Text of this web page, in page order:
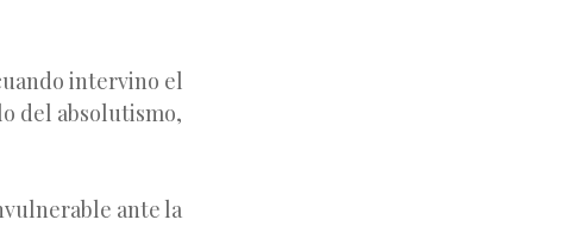
intervino el
del absolutismo,
ante la